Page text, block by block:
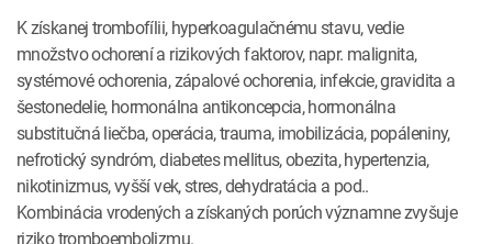
K získanej trombofílii, hyperkoagulačnému stavu, vedie
množstvo ochorení a rizikových faktorov, napr. malignita,
systémové ochorenia, zápalové ochorenia, infekcie, gravidita a
šestonedelie, hormonálna antikoncepcia, hormonálna
substitučná liečba, operácia, trauma, imobilizácia, popáleniny,
nefrotický syndróm, diabetes mellitus, obezita, hypertenzia,
nikotinizmus, vyšší vek, stres, dehydratácia a pod..
Kombinácia vrodených a získaných porúch významne zvyšuje
riziko tromboembolizmu.